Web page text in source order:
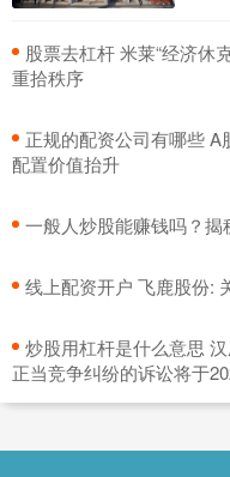
股票去杠杆 米莱“经济休
重拾秩序
正规的配资公司有哪些
配置价值抬升
一般人炒股能赚钱吗？揭
线上配资开户 飞鹿股份:
炒股用杠杆是什么意思
正当竞争纠纷的诉讼将于